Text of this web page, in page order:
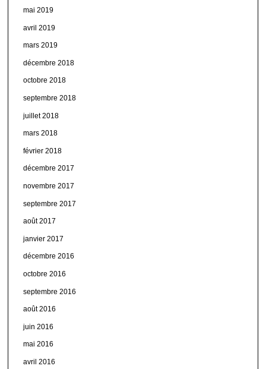
mai 2019
avril 2019
mars 2019
décembre 2018
octobre 2018
septembre 2018
juillet 2018
mars 2018
février 2018
décembre 2017
novembre 2017
septembre 2017
août 2017
janvier 2017
décembre 2016
octobre 2016
septembre 2016
août 2016
juin 2016
mai 2016
avril 2016